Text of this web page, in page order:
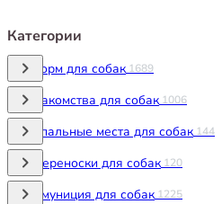
Категории
Корм для собак 1689
Лакомства для собак 1006
Спальные места для собак 144
Переноски для собак 120
Амуниция для собак 1225